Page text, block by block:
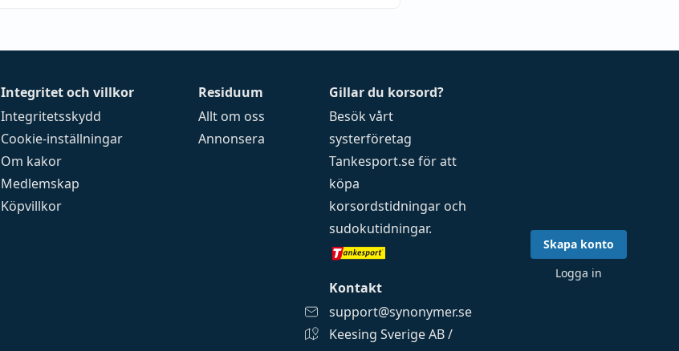
Integritet och villkor
Integritetsskydd
Cookie-inställningar
Om kakor
Medlemskap
Köpvillkor
Residuum
Allt om oss
Annonsera
Gillar du korsord?
Besök vårt
systerföretag
Tankesport.seför att
köpa
korsordstidningar och
sudokutidningar.
Kontakt
support@synonymer.se
Keesing Sverige AB /
Skapa konto
Logga in